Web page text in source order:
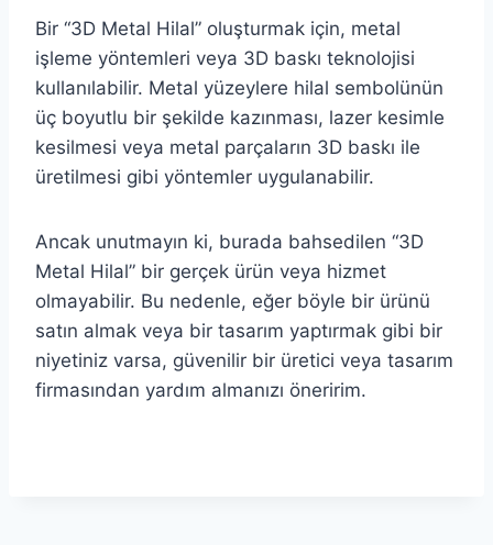
Bir “3D Metal Hilal” oluşturmak için, metal
işleme yöntemleri veya 3D baskı teknolojisi
kullanılabilir. Metal yüzeylere hilal sembolünün
üç boyutlu bir şekilde kazınması, lazer kesimle
kesilmesi veya metal parçaların 3D baskı ile
üretilmesi gibi yöntemler uygulanabilir.
Ancak unutmayın ki, burada bahsedilen “3D
Metal Hilal” bir gerçek ürün veya hizmet
olmayabilir. Bu nedenle, eğer böyle bir ürünü
satın almak veya bir tasarım yaptırmak gibi bir
niyetiniz varsa, güvenilir bir üretici veya tasarım
firmasından yardım almanızı öneririm.